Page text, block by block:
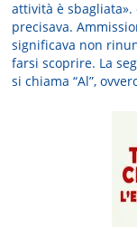
attività è
precisava.
significava non
farsi scoprire. La
si chiama “Al”,